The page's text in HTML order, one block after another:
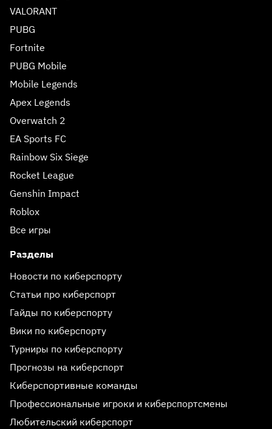
VALORANT
PUBG
Fortnite
PUBG Mobile
Mobile Legends
Apex Legends
Overwatch 2
EA Sports FC
Rainbow Six Siege
Rocket League
Genshin Impact
Roblox
Все игры
Разделы
Новости по киберспорту
Статьи про киберспорт
Гайды по киберспорту
Вики по киберспорту
Турниры по киберспорту
Прогнозы на киберспорт
Киберспортивные команды
Профессиональные игроки и киберспортсмены
Любительский киберспорт